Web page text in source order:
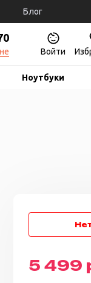
Блог
Войти
Ноутбуки
5 499